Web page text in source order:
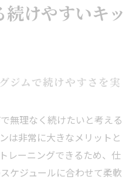
けやすいキッ
ジムで続けやすさを実
無理なく続けたいと考える
は非常に大きなメリットと
レーニングできるため、仕
ケジュールに合わせて柔軟